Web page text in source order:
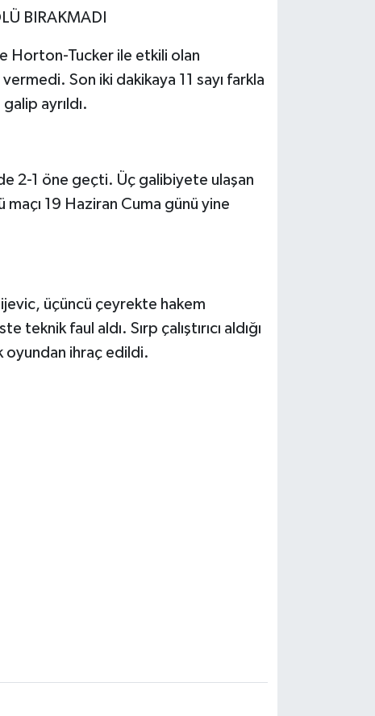
BIRAKMADI
Horton-Tucker ile etkili olan
Son iki dakikaya 11 sayı farkla
ayrıldı.
2-1 öne geçti. Üç galibiyete ulaşan
maçı 19 Haziran Cuma günü yine
üçüncü çeyrekte hakem
teknik faul aldı. Sırp çalıştırıcı aldığı
oyundan ihraç edildi.